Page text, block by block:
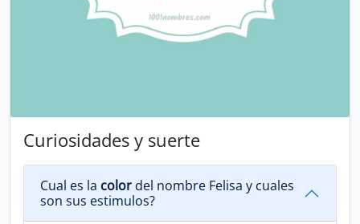
Curiosidades y suerte
Cual es la color del nombre Felisa y cuales
son sus estimulos?